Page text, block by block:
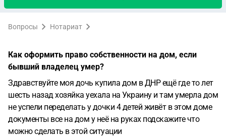
Вопросы Нотариат
Как оформить право собственности на дом, если
бывший владелец умер?
Здравствуйте моя дочь купила дом в ДНР ещё где то лет
шесть назад хозяйка уехала на Украину и там умерла дом
не успели переделать у дочки 4 детей живёт в этом доме
документы все на дом у неё на руках подскажите что
можно сделать в этой ситуации